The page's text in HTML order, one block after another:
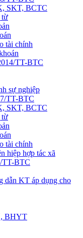
SKT, BCTC
từ
tài chính
TT-BTC
sự nghiệp
TT-BTC
SKT, BCTC
từ
tài chính
hiệp hợp tác xã
TT-BTC
dẫn KT áp dụng cho
BHYT